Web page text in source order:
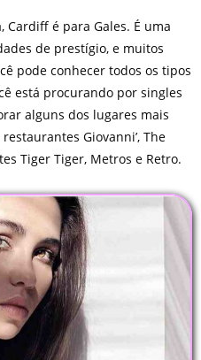
Cardiff é para Gales. É uma
de prestígio, e muitos
pode conhecer todos os tipos
está procurando por singles
alguns dos lugares mais
Giovanni’, The
Tiger Tiger, Metros e Retro.